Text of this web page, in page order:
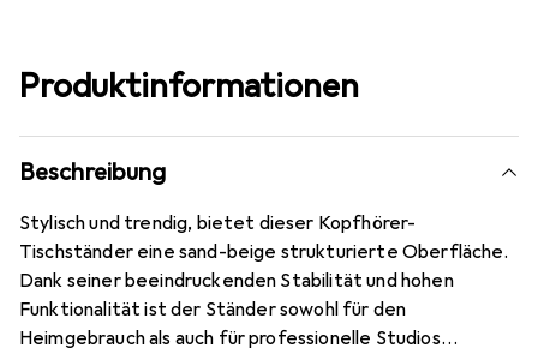
Produktinformationen
Beschreibung
Stylisch und trendig, bietet dieser Kopfhörer-
Tischständer eine sand-beige strukturierte Oberfläche.
Dank seiner beeindruckenden Stabilität und hohen
Funktionalität ist der Ständer sowohl für den
Heimgebrauch als auch für professionelle Studios